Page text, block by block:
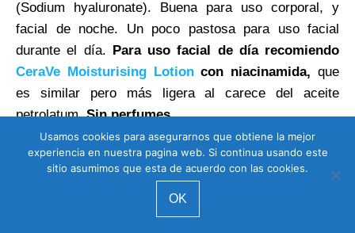
(Sodium hyaluronate). Buena para uso corporal, y
facial de noche. Un poco pastosa para uso facial
durante el día. Para uso facial de día recomiendo
CeraVe Moisturising Lotioncon niacinamida,que
es similar pero más ligera al carece del aceite
petrolatum.Sin perfumes.
LOS MEJORES SERUMS PARA
RETENER AGUA EN LA PIEL
Usamos cookies para asegurarnos que obtiene la mejor
experiencia en nuestra pagina web. Si continua usando este
sitio asumimos que esta de acuerdo con las cookies.
OK